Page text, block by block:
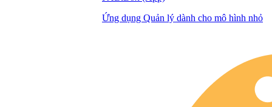
Ứng dụng Quản lý dành cho mô hình nhỏ